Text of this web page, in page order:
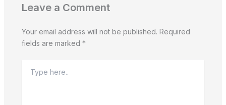
Leave a Comment
Your email address will not be published. Required
fields are marked *
here..